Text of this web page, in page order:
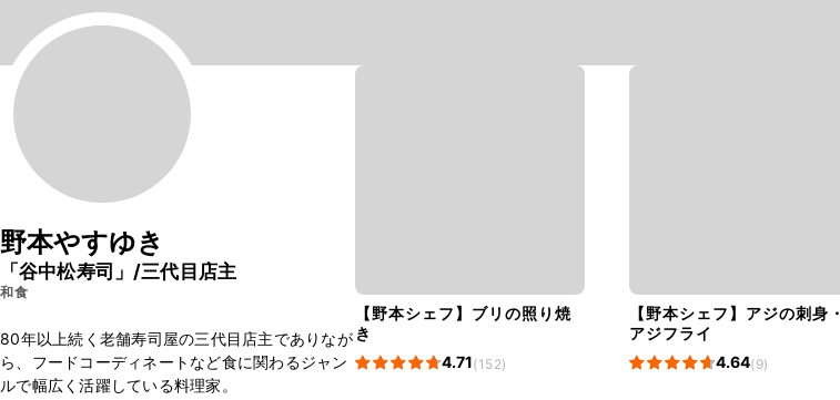
野本やすゆき
「谷中松寿司」/三代目店主
和食
80年以上続く老舗寿司屋の三代目店主でありなが
ら、フードコーディネートなど食に関わるジャン
ルで幅広く活躍している料理家。
【野本シェフ】ブリの照り焼
き
4.71(152)
【野本シェフ】アジの刺身・
アジフライ
4.64(9)